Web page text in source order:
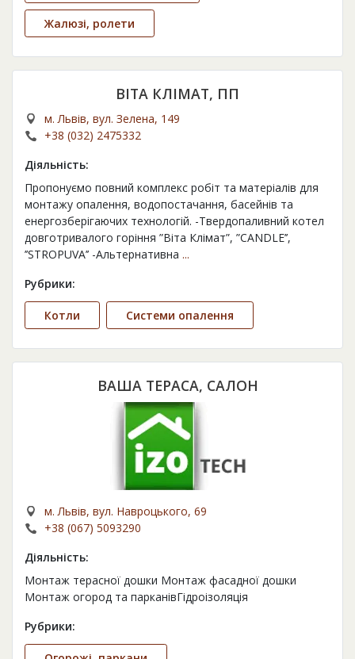
Жалюзі, ролети
ВІТА КЛІМАТ, ПП
м. Львів, вул. Зелена, 149
+38 (032) 2475332
Діяльність:
Пропонуємо повний комплекс робіт та матеріалів для
монтажу опалення, водопостачання, басейнів та
енергозберігаючих технологій. -Твердопаливний котел
довготривалого горіння ”Віта Клімат”, ”CANDLE’’,
’’STROPUVA’’ -Альтернативна ...
Рубрики:
Котли Системи опалення
ВАША ТЕРАСА, САЛОН
м. Львів, вул. Навроцького, 69
+38 (067) 5093290
Діяльність:
Монтаж терасної дошки Монтаж фасадної дошки
Монтаж огород та парканівГідроізоляція
Рубрики: